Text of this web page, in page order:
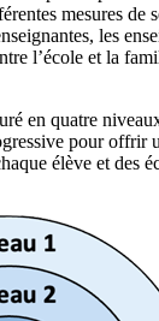
mesures de
les
l’école et la
en quatre
pour offrir
élève et des